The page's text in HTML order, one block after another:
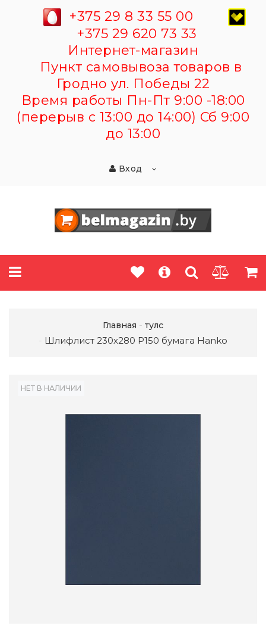
+375 29 8 33 55 00
+375 29 620 73 33
Интернет-магазин
Пункт самовывоза товаров в
Гродно ул. Победы 22
Время работы Пн-Пт 9:00 -18:00
(перерыв с 13:00 до 14:00) Сб 9:00
до 13:00
Вход
Главная тулс
Шлифлист 230х280 Р150 бумага Hanko
НЕТ В НАЛИЧИИ